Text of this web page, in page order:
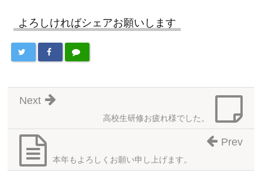
よろしければシェアお願いします
高校生研修お疲れ様でした。
Next
本年もよろしくお願い申し上げます。
Prev